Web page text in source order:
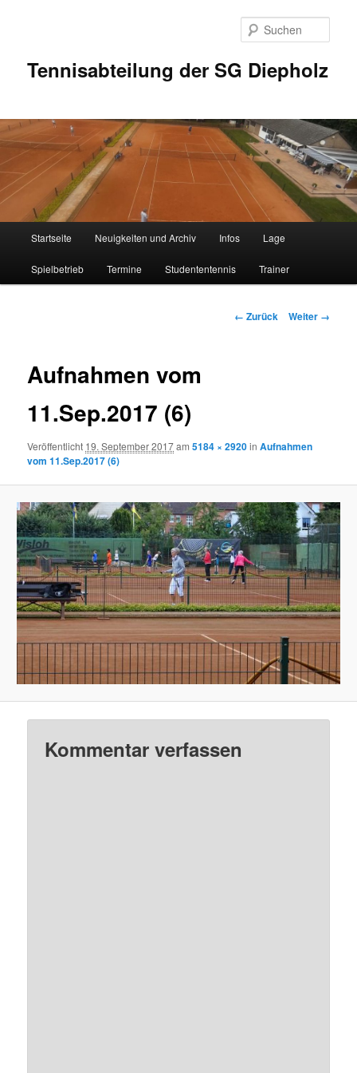
Tennisabteilung der SG Diepholz
Startseite Neuigkeiten und Archiv Infos Lage
Spielbetrieb Termine Studententennis Trainer
Bilder-
← Zurück Weiter →
Aufnahmen vom
11.Sep.2017 (6)
Veröffentlicht 19. September 2017am5184 × 2920inAufnahmen
vom 11.Sep.2017 (6)
Kommentar verfassen